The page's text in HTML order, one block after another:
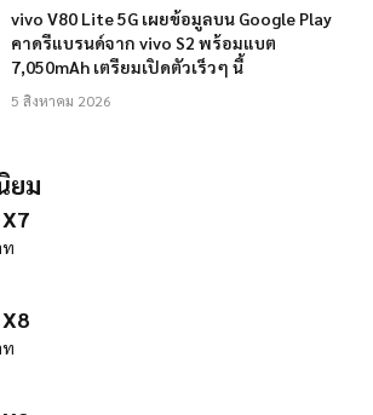
vivo V80 Lite 5G เผยข้อมูลบน Google Play
คาดรีแบรนด์จาก vivo S2 พร้อมแบต
7,050mAh เตรียมเปิดตัวเร็วๆ นี้
5 สิงหาคม 2026
ยม
ท
ท